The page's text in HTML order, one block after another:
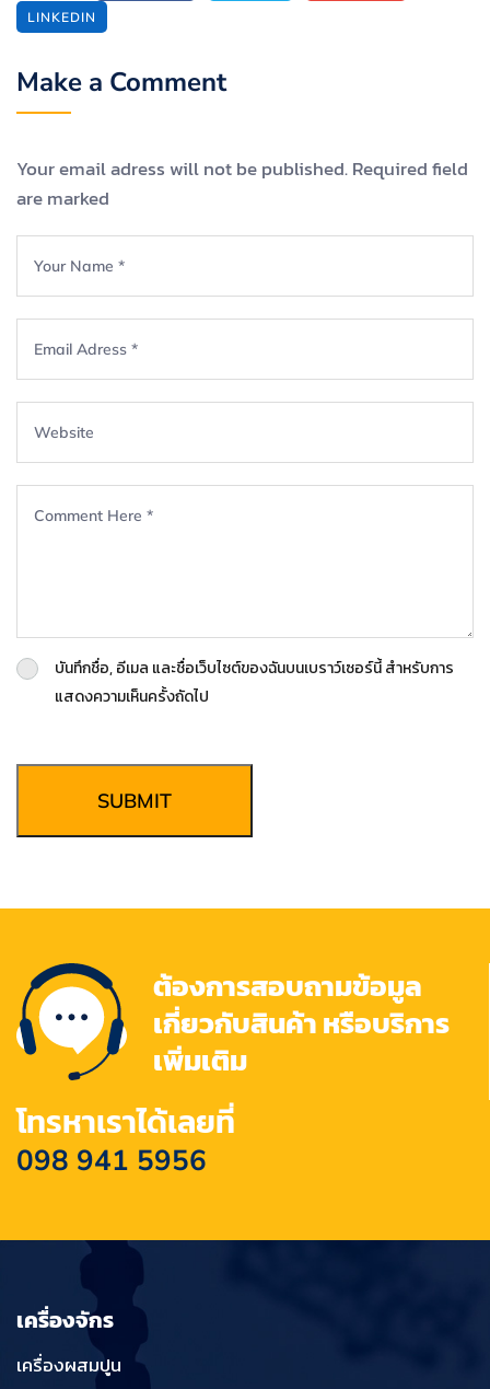
LINKEDIN
Make a Comment
Your email adress will not be published. Required field
are marked
บันทึกชื่อ, อีเมล และชื่อเว็บไซต์ของฉันบนเบราว์เซอร์นี้ สำหรับการ
แสดงความเห็นครั้งถัดไป
SUBMIT
ต้องการสอบถามข้อมูล
เกี่ยวกับสินค้า หรือบริการ
เพิ่มเติม
โทรหาเราได้เลยที่
098 941 5956
เครื่องจักร
เครื่องผสมปูน